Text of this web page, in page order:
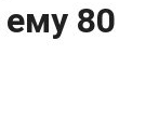
80